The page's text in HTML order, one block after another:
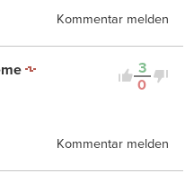
Kommentar melden
3
0
Kommentar melden